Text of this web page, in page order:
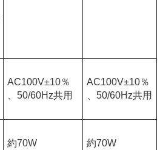
AC100V±10％
、50/60Hz共用
AC100V±10％
、50/60Hz共用
約70W 約70W